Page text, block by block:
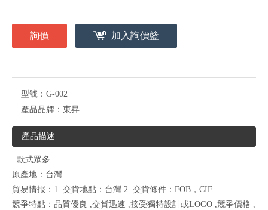
詢價 加入詢價籃
型號： G-002
產品品牌： 東昇
產品描述
. 款式眾多
原產地：台灣
貿易情报：1. 交貨地點：台灣 2. 交貨條件：FOB，CIF
競爭特點：品質優良 ,交貨迅速 ,接受獨特設計或LOGO ,競爭價格 ,